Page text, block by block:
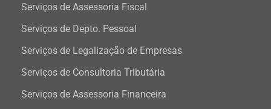
Serviços de Assessoria Fiscal
Serviços de Depto. Pessoal
Serviços de Legalização de Empresas
Serviços de Consultoria Tributária
Serviços de Assessoria Financeira